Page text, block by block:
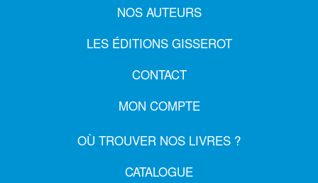
NOS AUTEURS
LES ÉDITIONS GISSEROT
CONTACT
MON COMPTE
OÙ TROUVER NOS LIVRES ?
CATALOGUE